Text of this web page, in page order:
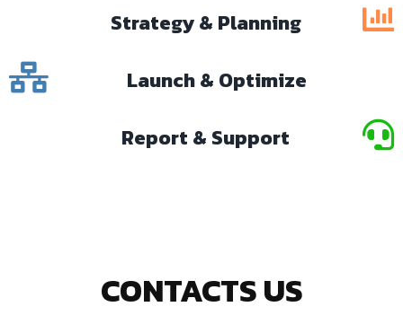
Strategy & Planning
Launch & Optimize
Report & Support
CONTACTS US